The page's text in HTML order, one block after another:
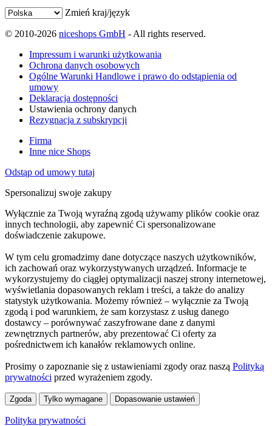
Zmień kraj/język
© 2010-2026 niceshops GmbH - All rights reserved.
Impressum i warunki użytkowania
Ochrona danych osobowych
Ogólne Warunki Handlowe i prawo do odstąpienia od
umowy
Deklaracja dostępności
Ustawienia ochrony danych
Rezygnacja z subskrypcji
Firma
Inne nice Shops
Odstąp od umowy tutaj
Spersonalizuj swoje zakupy
Wyłącznie za Twoją wyraźną zgodą używamy plików cookie oraz
innych technologii, aby zapewnić Ci spersonalizowane
doświadczenie zakupowe.
W tym celu gromadzimy dane dotyczące naszych użytkowników,
ich zachowań oraz wykorzystywanych urządzeń. Informacje te
wykorzystujemy do ciągłej optymalizacji naszej strony internetowej,
wyświetlania dopasowanych reklam i treści, a także do analizy
statystyk użytkowania. Możemy również – wyłącznie za Twoją
zgodą i pod warunkiem, że sam korzystasz z usług danego
dostawcy – porównywać zaszyfrowane dane z danymi
zewnętrznych partnerów, aby prezentować Ci oferty za
pośrednictwem ich kanałów reklamowych online.
Prosimy o zapoznanie się z ustawieniami zgody oraz naszą Polityką
prywatności przed wyrażeniem zgody.
Zgoda Tylko wymagane Dopasowanie ustawień
Polityka prywatności